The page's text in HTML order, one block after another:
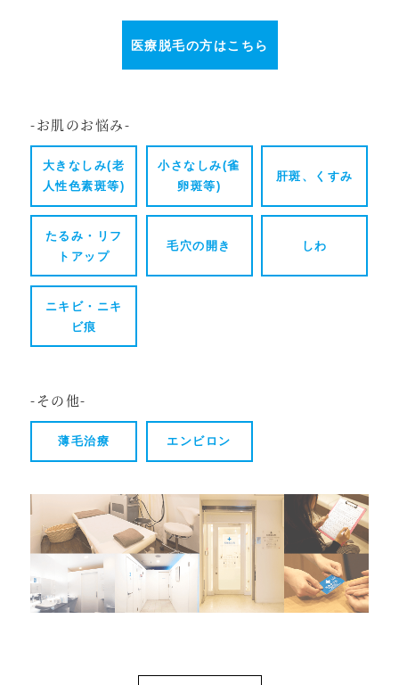
医療脱毛の方はこちら
-お肌のお悩み-
大きなしみ(老
人性色素斑等)
小さなしみ(雀
卵斑等)
肝斑、くすみ
たるみ・リフ
トアップ
毛穴の開き しわ
ニキビ・ニキ
ビ痕
-その他-
薄毛治療 エンビロン